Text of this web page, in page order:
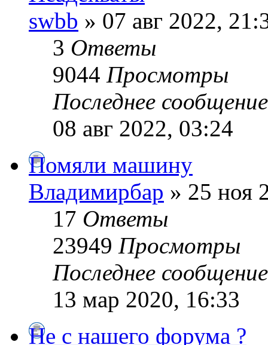
swbb » 07 авг 2022,
3 Ответы
9044 Просмотры
Последнее
08 авг 2022, 03:24
Помяли машину
Владимирбар » 25 ноя
17 Ответы
23949 Просмотры
Последнее
13 мар 2020, 16:33
Не с нашего форума ?